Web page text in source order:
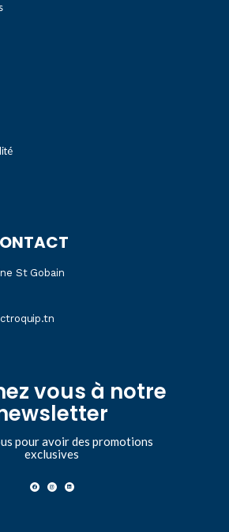
St Gobain
vous à notre
pour avoir des promotions
exclusives